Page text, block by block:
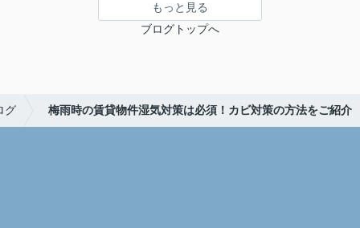
もっと見る
ブログトップへ
グ 梅雨時の賃貸物件湿気対策は必須！カビ対策の方法をご紹介